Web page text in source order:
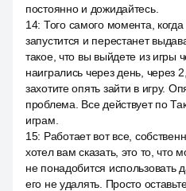
постоянно и дожидайтесь.
14: Того самого момента, когда
запустится и перестанет
такое, что вы выйдете из игры
наигрались через день, через
захотите опять зайти в игру.
проблема. Все действует по
играм.
15: Работает вот все,
хотел вам сказать, это то, что
не понадобится
его не удалять. Просто